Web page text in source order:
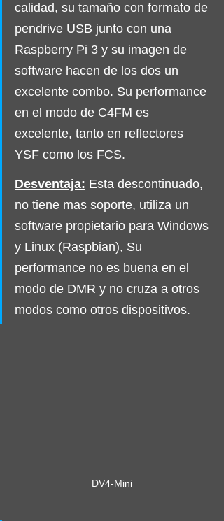
calidad, su tamaño con formato de
pendrive USB junto con una
Raspberry Pi 3 y su imagen de
software hacen de los dos un
excelente combo. Su performance
en el modo de C4FM es
excelente, tanto en reflectores
YSF como los FCS.
Desventaja: Esta descontinuado,
no tiene mas soporte, utiliza un
software propietario para Windows
y Linux (Raspbian), Su
performance no es buena en el
modo de DMR y no cruza a otros
modos como otros dispositivos.
DV4-Mini